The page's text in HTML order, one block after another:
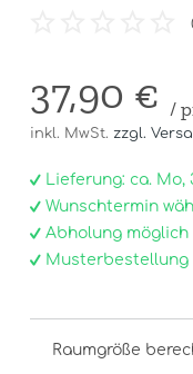
37,90 € /
inkl. MwSt. zzgl.
Lieferung: ca. Mo,
Wunschtermin
Abholung möglich
Musterbestellung
Raumgröße